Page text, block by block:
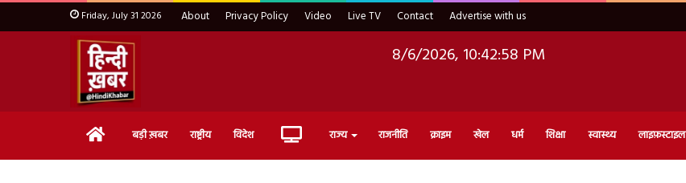
Friday, July 31 2026 About Privacy Policy Video Live TV Contact Advertise with us
8/6/2026, 10:42:59 PM
Home बड़ी ख़बर राष्ट्रीय विदेश Live राज्य राजनीति क्राइम खेल धर्म शिक्षा स्वास्थ्य लाइफ़स्टाइल